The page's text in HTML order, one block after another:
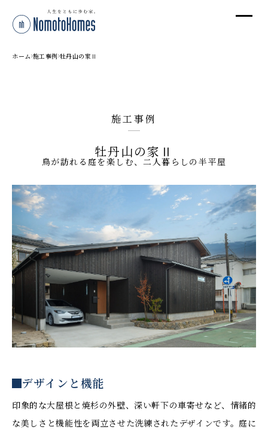
受
ホーム 施工事例 牡丹山の家Ⅱ
施工事例
牡丹山の家Ⅱ
鳥が訪れる庭を楽しむ、二人暮らしの半平屋
デザインと機能
印象的な大屋根と焼杉の外壁、深い軒下の車寄せなど、情緒的
な美しさと機能性を両立させた洗練されたデザインです。庭に